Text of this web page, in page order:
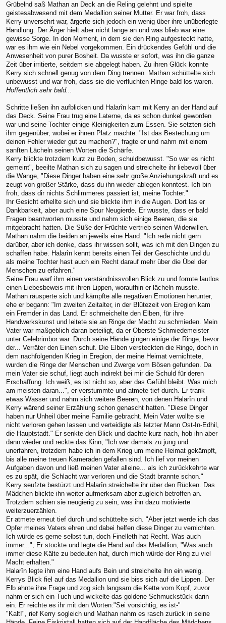
Grübelnd saß Mathan an Deck an die Reling gelehnt und spielte
geistesabwesend mit dem Medallion seiner Mutter. Er war froh, dass
Kerry unversehrt war, ärgerte sich jedoch ein wenig über ihre unüberlegte
Handlung. Der Ärger hielt aber nicht lange an und was blieb war eine
gewisse Sorge. In den Moment, in dem sie den Ring aufgesteckt hatte,
war es ihm wie ein Nebel vorgekommen. Ein drückendes Gefühl und die
Anwesenheit von purer Bosheit. Da wusste er sofort, was ihn die ganze
Zeit über irritierte, seitdem sie abgelegt haben. Zu ihren Glück konnte
Kerry sich schnell genug von dem Ding trennen. Mathan schüttelte sich
unbewusst und war froh, dass sie die verfluchten Ringe bald los waren.
Hoffentlich sehr bald...
Schritte ließen ihn aufblicken und Halarîn kam mit Kerry an der Hand auf
das Deck. Seine Frau trug eine Laterne, da es schon dunkel geworden
war und seine Tochter einige Kleinigkeiten zum Essen. Sie setzten sich
ihm gegenüber, wobei er ihnen Platz machte. "Ist das Bestechung um
deinen Fehler wieder gut zu machen?", fragte er und nahm mit einem
sanften Lächeln seinen Worten die Schärfe.
Kerry blickte trotzdem kurz zu Boden, schuldbewusst. "So war es nicht
gemeint", beeilte Mathan sich zu sagen und streichelte ihr liebevoll über
die Wange, "Diese Dinger haben eine sehr große Anziehungskraft und es
zeugt von großer Stärke, dass du ihn wieder ablegen konntest. Ich bin
froh, dass dir nichts Schlimmeres passiert ist, meine Tochter."
Ihr Gesicht erhellte sich und sie blickte ihm in die Augen. Dort las er
Dankbarkeit, aber auch eine Spur Neugierde. Er wusste, dass er bald
Fragen beantworten musste und nahm sich einige Beeren, die sie
mitgebracht hatten. Die Süße der Früchte vertrieb seinen Widerwillen.
Mathan nahm die beiden an jeweils eine Hand. "Ich rede nicht gern
darüber, aber ich denke, dass ihr wissen sollt, was ich mit den Dingen zu
schaffen habe. Halarîn kennt bereits einen Teil der Geschichte und du
als meine Tochter hast auch ein Recht darauf mehr über die Übel der
Menschen zu erfahren."
Seine Frau warf ihm einen verständnissvollen Blick zu und formte lautlos
einen Liebesbeweis mit ihren Lippen, woraufhin er lächeln musste.
Mathan räusperte sich und kämpfte alle negativen Emotionen herunter,
ehe er begann: "Im zweiten Zeitalter, in der Blütezeit von Eregion kam
ein Fremder in das Land. Er schmeichelte den Elben, für ihre
Handwerkskunst und leitete sie an Ringe der Macht zu schmieden. Mein
Vater war maßgeblich daran beteiligt, da er Oberste Schmiedemeister
unter Celebrimbor war. Durch seine Hände gingen einige der Ringe, bevor
der... Verräter den Einen schuf. Die Elben versteckten die Ringe, doch in
dem nachfolgenden Krieg in Eregion, der meine Heimat vernichtete,
wurden die Ringe der Menschen und Zwerge vom Bösen gefunden. Da
mein Vater sie schuf, liegt auch indirekt bei mir die Schuld für deren
Erschaffung. Ich weiß, es ist nicht so, aber das Gefühl bleibt. Was mich
am meisten daran...", er verstummte und atmete tief durch. Er trank
etwas Wasser und nahm sich weitere Beeren, von denen Halarîn und
Kerry wärend seiner Erzählung schon genascht hatten. "Diese Dinger
haben nur Unheil über meine Familie gebracht. Mein Vater wollte sie
nicht verloren gehen lassen und verteidigte als letzter Mann Ost-In-Edhil,
die Hauptstadt." Er senkte den Blick und dachte kurz nach, hob ihn aber
dann wieder und reckte das Kinn, "Ich war damals zu jung und
unerfahren, trotzdem habe ich in dem Krieg um meine Heimat gekämpft,
bis alle meine treuen Kameraden gefallen sind. Ich lief vor meinen
Aufgaben davon und ließ meinen Vater alleine... als ich zurückkehrte war
es zu spät, die Schlacht war verloren und die Stadt brannte schon."
Kerry seufzte bestürzt und Halarîn streichelte ihr über den Rücken. Das
Mädchen blickte ihn weiter aufmerksam aber zugleich betroffen an.
Trotzdem schien sie neugierig zu sein, was ihn dazu motivierte
weiterzuerzählen.
Er atmete erneut tief durch und schüttelte sich. "Aber jetzt werde ich das
Opfer meines Vaters ehren und dabei helfen diese Dinger zu vernichten.
Ich würde es gerne selbst tun, doch Finelleth hat Recht. Was auch
immer...", Er stockte und legte die Hand auf das Medallion, "Was auch
immer diese Kälte zu bedeuten hat, durch mich würde der Ring zu viel
Macht erhalten."
Halarîn legte ihm eine Hand aufs Bein und streichelte ihn ein wenig.
Kerrys Blick fiel auf das Medallion und sie biss sich auf die Lippen. Der
Elb ahnte ihre Frage und zog sich langsam die Kette vom Kopf, zuvor
nahm er sich ein Tuch und wickelte das goldene Schmuckstück darin
ein. Er reichte es ihr mit den Worten:"Sei vorsichtig, es ist-"
"Kalt!", rief Kerry sogleich und Mathan nahm es rasch zurück in seine